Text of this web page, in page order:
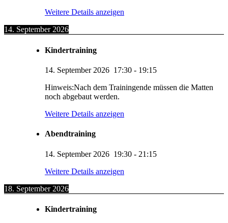
Weitere Details anzeigen
14. September 2026
Kindertraining
14. September 2026 17:30 - 19:15
Hinweis:Nach dem Trainingende müssen die Matten
noch abgebaut werden.
Weitere Details anzeigen
Abendtraining
14. September 2026 19:30 - 21:15
Weitere Details anzeigen
18. September 2026
Kindertraining